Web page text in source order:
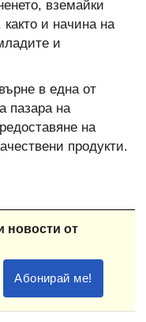
вземайки
и начина на
и
в една от
пазара на
на
продукти.
новости от